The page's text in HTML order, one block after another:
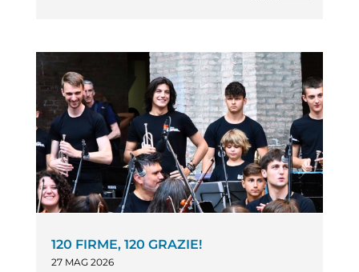
120 FIRME, 120 GRAZIE!
27 MAG 2026